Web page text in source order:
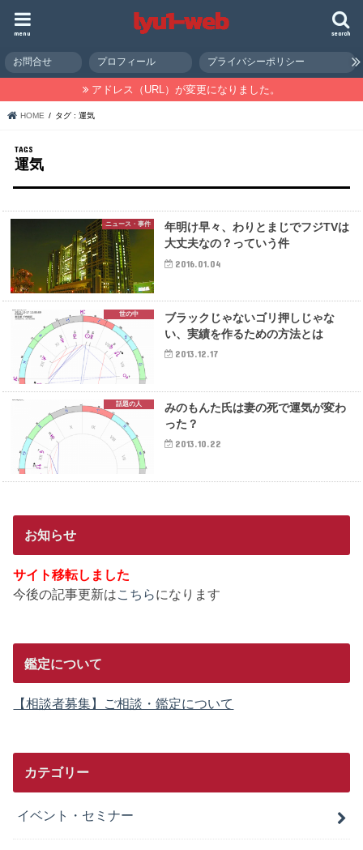
search
menu
お問合せ プロフィール プライバシーポリシー
アドレス（URL）が変更になりました。
HOME タグ : 運気
運気
ニュース・事件
年明け早々、わりとまじでフジTVは
大丈夫なの？っていう件
2016.01.04
世の中
ブラックじゃないゴリ押しじゃな
い、実績を作るための方法とは
2013.12.17
話題の人
みのもんた氏は妻の死で運気が変わ
った？
2013.10.22
お知らせ
サイト移転しました
今後の記事更新はこちらになります
鑑定について
【相談者募集】ご相談・鑑定について
カテゴリー
イベント・セミナー